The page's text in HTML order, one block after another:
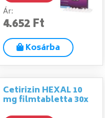
Ár:
4.652 Ft
Kosárba
Cetirizin HEXAL 10
mg filmtabletta 30x